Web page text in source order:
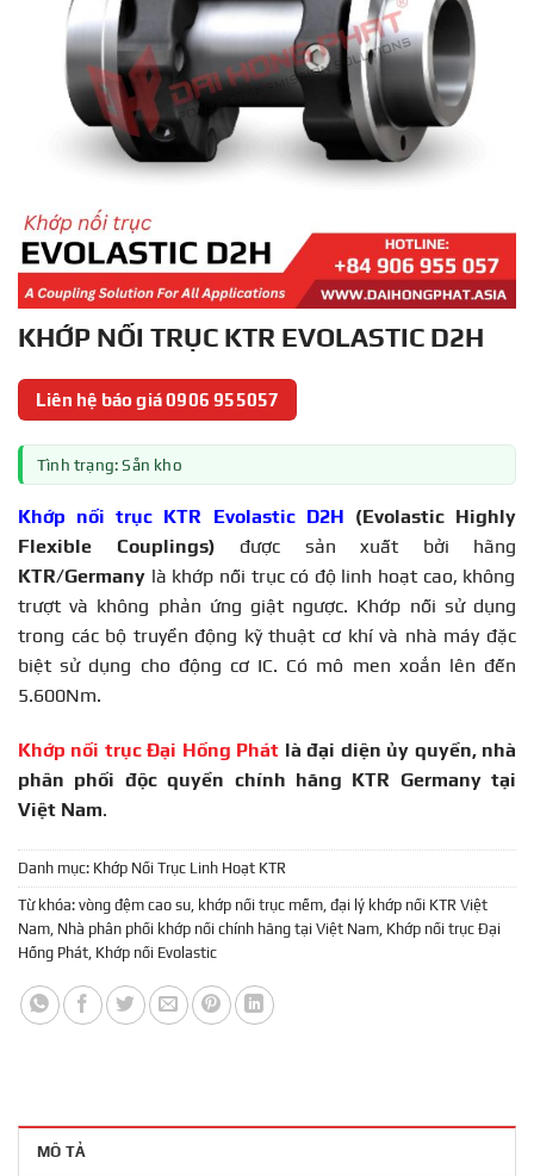
KHỚP NỐI TRỤC KTR EVOLASTIC D2H
Liên hệ báo giá 0906 955057
Tình trạng: Sẵn kho
Khớp nối trục KTR Evolastic D2H (Evolastic Highly
Flexible Couplings) được sản xuất bởi hãng
KTR/Germany là khớp nối trục có độ linh hoạt cao, không
trượt và không phản ứng giật ngược. Khớp nối sử dụng
trong các bộ truyền động kỹ thuật cơ khí và nhà máy đặc
biệt sử dụng cho động cơ IC. Có mô men xoắn lên đến
5.600Nm.
Khớp nối trục Đại Hồng Phát là đại diện ủy quyền, nhà
phân phối độc quyền chính hãng KTR Germany tại
Việt Nam.
Danh mục: Khớp Nối Trục Linh Hoạt KTR
Từ khóa: vòng đệm cao su khớp nối trục mềm đại lý khớp nối KTR Việt
Nam Nhà phân phối khớp nối chính hãng tại Việt Nam Khớp nối trục Đại
Hồng Phát Khớp nối Evolastic
MÔ TẢ